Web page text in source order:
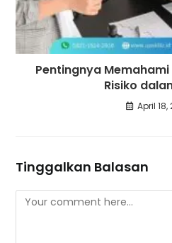
Pentingnya
Risiko
April 18,
Tinggalkan Balasan
Comment